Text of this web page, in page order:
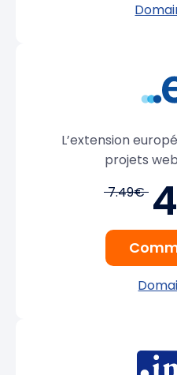
L’extension
projets
7.49€